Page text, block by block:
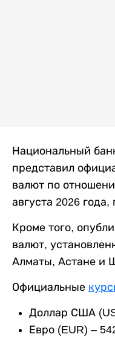
Национальный
представил
валют по
августа 2026 года,
Кроме того,
валют,
Алматы, Астане и
Официальные
Доллар США
Евро (EUR) –